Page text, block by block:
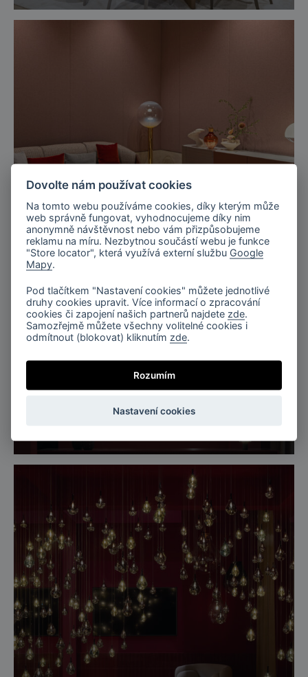
Miláno, Itálie
Expozice značky Turri, Salone del
Mobile 2025
Dovolte nám používat cookies
Na tomto webu používáme cookies, díky kterým může
web správně fungovat, vyhodnocujeme díky nim
anonymně návštěvnost nebo vám přizpůsobujeme
reklamu na míru. Nezbytnou součástí webu je funkce
"Store locator", která využívá externí službu Google
Mapy
Pod tlačítkem "Nastavení cookies" můžete jednotlivé
druhy cookies upravit. Více informací o zpracování
cookies či zapojení našich partnerů najdete zde
Samozřejmě můžete všechny volitelné cookies i
odmítnout (blokovat) kliknutím zde
Rozumím
Nastavení cookies